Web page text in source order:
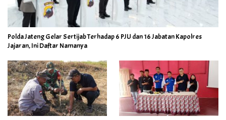
Polda Jateng Gelar Sertijab Terhadap 6 PJU dan 16 Jabatan Kapolres
Jajaran, Ini Daftar Namanya